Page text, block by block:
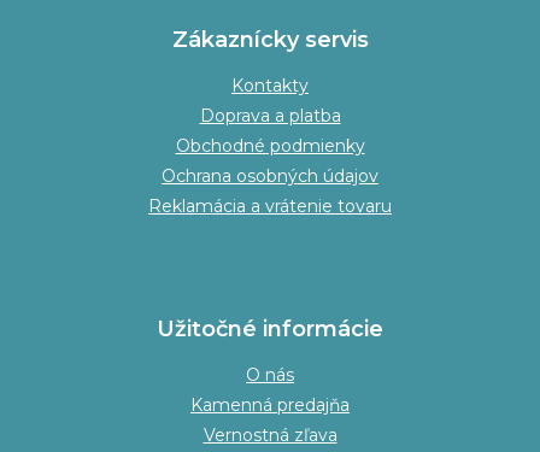
Zákaznícky servis
Kontakty
Doprava a platba
Obchodné podmienky
Ochrana osobných údajov
Reklamácia a vrátenie tovaru
Užitočné informácie
O nás
Kamenná predajňa
Vernostná zľava